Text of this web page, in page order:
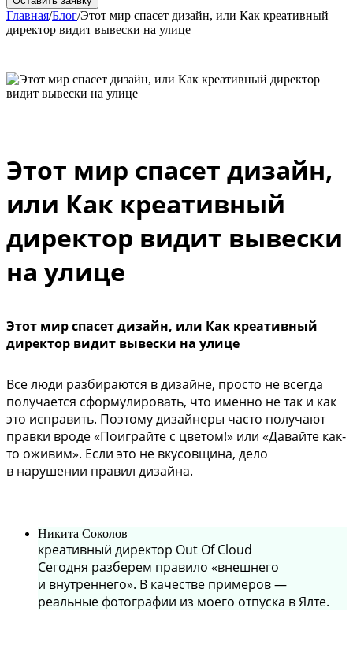
Главная/Блог/Этот мир спасет дизайн, или Как креативный
директор видит вывески на улице
Этот мир спасет дизайн,
или Как креативный
директор видит вывески
на улице
Этот мир спасет дизайн, или Как креативный
директор видит вывески на улице
Все люди разбираются в дизайне, просто не всегда
получается сформулировать, что именно не так и как
это исправить. Поэтому дизайнеры часто получают
правки вроде «Поиграйте с цветом!» или «Давайте как-
то оживим». Если это не вкусовщина, дело
в нарушении правил дизайна.
Никита Соколов
креативный директор Out Of Cloud
Сегодня разберем правило «внешнего
и внутреннего». В качестве примеров —
реальные фотографии из моего отпуска в Ялте.